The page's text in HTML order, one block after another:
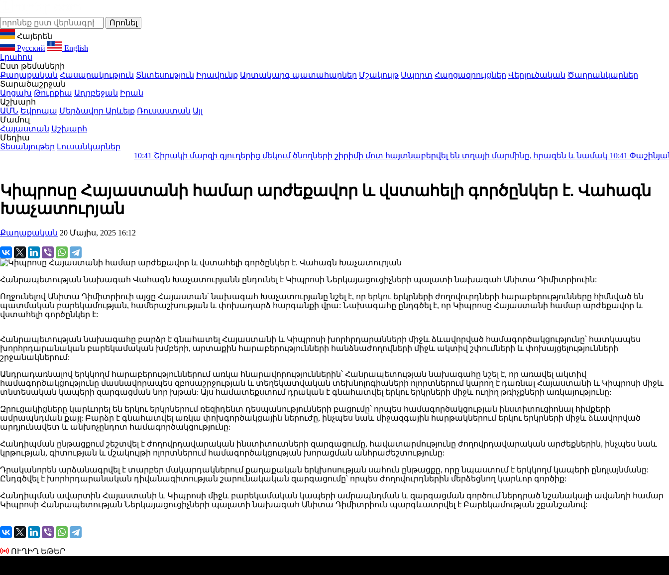
Հայերեն
Русский
English
Լրահոս
Ըստ թեմաների
Քաղաքական Հասարակություն Տնտեսություն Իրավունք Արտակարգ պատահարներ Մշակույթ Սպորտ Հարցազրույցներ Վերլուծական Ծաղրանկարներ
Տարածաշրջան
Արցախ Թուրքիա Ադրբեջան Իրան
Աշխարհ
ԱՄՆ Եվրոպա Մերձավոր Արևելք Ռուսաստան Այլ
Մամուլ
Հայաստան Աշխարհ
Մեդիա
Տեսանյութեր Լուսանկարներ
Շիրակի մարզի գյուղերից մեկում ծնողների շիրիմի մոտ հայտնաբերվել են տղայի մարմինը, հրազեն և նամակ10:41Փաշինյան․ ԵԱՏՄ-ն
Կիպրոսը Հայաստանի համար արժեքավոր և վստահելի գործընկեր է. Վահագն
Խաչատուրյան
Քաղաքական 20 Մայիս, 2025 16:12
Հանրապետության նախագահ Վահագն Խաչատուրյանն ընդունել է Կիպրոսի Ներկայացուցիչների պալատի նախագահ Անիտա Դիմիտրիուին:
Ողջունելով Անիտա Դիմիտրիուի այցը Հայաստան՝ նախագահ Խաչատուրյանը նշել է, որ երկու երկրների ժողովուրդների հարաբերությունները հիմնված են
պատմական բարեկամության, համերաշխության և փոխադարձ հարգանքի վրա: Նախագահը ընդգծել է, որ Կիպրոսը Հայաստանի համար արժեքավոր և
վստահելի գործընկեր է:
Հանրապետության նախագահը բարձր է գնահատել Հայաստանի և Կիպրոսի խորհրդարանների միջև ձևավորված համագործակցությունը՝ հատկապես
խորհրդարանական բարեկամական խմբերի, արտաքին հարաբերությունների հանձնաժողովների միջև ակտիվ շփումների և փոխայցելությունների
շրջանակներում:
Անդրադառնալով երկկողմ հարաբերություններում առկա հնարավորություններին՝ Հանրապետության նախագահը նշել է, որ առավել ակտիվ
համագործակցությունը մասնավորապես զբոսաշրջության և տեղեկատվական տեխնոլոգիաների ոլորտներում կարող է դառնալ Հայաստանի և Կիպրոսի միջև
տնտեսական կապերի զարգացման նոր խթան: Այս համատեքստում դրական է գնահատվել երկու երկրների միջև ուղիղ թռիչքների առկայությունը:
Զրուցակիցները կարևորել են երկու երկրներում ռեզիդենտ դեսպանությունների բացումը՝ որպես համագործակցության ինստիտուցիոնալ հիմքերի
ամրապնդման քայլ: Բարձր է գնահատվել առկա փոխգործակցային ներուժը, ինչպես նաև միջազգային հարթակներում երկու երկրների միջև ձևավորված
արդյունավետ և անխոչընդոտ համագործակցությունը:
Հանդիպման ընթացքում շեշտվել է ժողովրդավարական ինստիտուտների զարգացումը, հավատարմությունը ժողովրդավարական արժեքներին, ինչպես նաև
կրթության, գիտության և մշակույթի ոլորտներում համագործակցության խորացման անհրաժեշտությունը:
Դրականորեն արձանագրվել է տարբեր մակարդակներում քաղաքական երկխոսության սահուն ընթացքը, որը նպաստում է երկկողմ կապերի ընդլայնմանը:
Ընդգծվել է խորհրդարանական դիվանագիտության շարունակական զարգացումը՝ որպես ժողովուրդներին մերձեցնող կարևոր գործիք:
Հանդիպման ավարտին Հայաստանի և Կիպրոսի միջև բարեկամական կապերի ամրապնդման և զարգացման գործում ներդրած նշանակալի ավանդի համար
Կիպրոսի Հանրապետության Ներկայացուցիչների պալատի նախագահ Անիտա Դիմիտրիուն պարգևատրվել է Բարեկամության շքանշանով:
ՈՒՂԻՂ ԵԹԵՐ